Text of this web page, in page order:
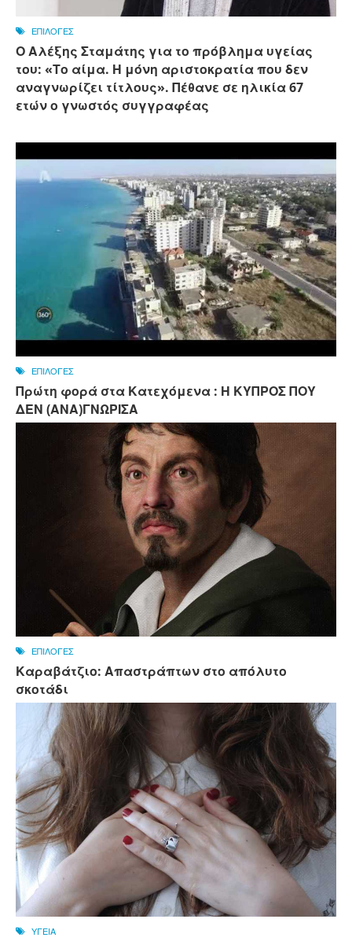
ΕΠΙΛΟΓΕΣ
Ο Αλέξης Σταμάτης για το πρόβλημα υγείας
του: «Το αίμα. Η μόνη αριστοκρατία που δεν
αναγνωρίζει τίτλους». Πέθανε σε ηλικία 67
ετών ο γνωστός συγγραφέας
ΕΠΙΛΟΓΕΣ
Πρώτη φορά στα Κατεχόμενα : Η ΚΥΠΡΟΣ ΠΟΥ
ΔΕΝ (ΑΝΑ)ΓΝΩΡΙΣΑ
ΕΠΙΛΟΓΕΣ
Καραβάτζιο: Απαστράπτων στο απόλυτο
σκοτάδι
ΥΓΕΙΑ